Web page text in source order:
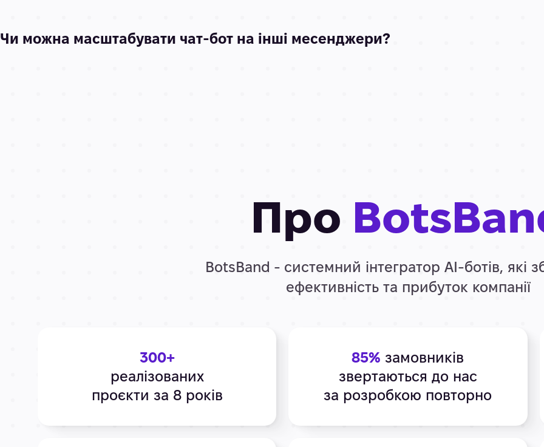
Чи можна масштабувати чат-бот на інші месенджери?
Про
BotsBand - системний інтегратор АІ-ботів, які
ефективність та прибуток компанії
300+
реалізованих
проєкти за 8 років
85% замовників
звертаються до нас
за розробкою повторно